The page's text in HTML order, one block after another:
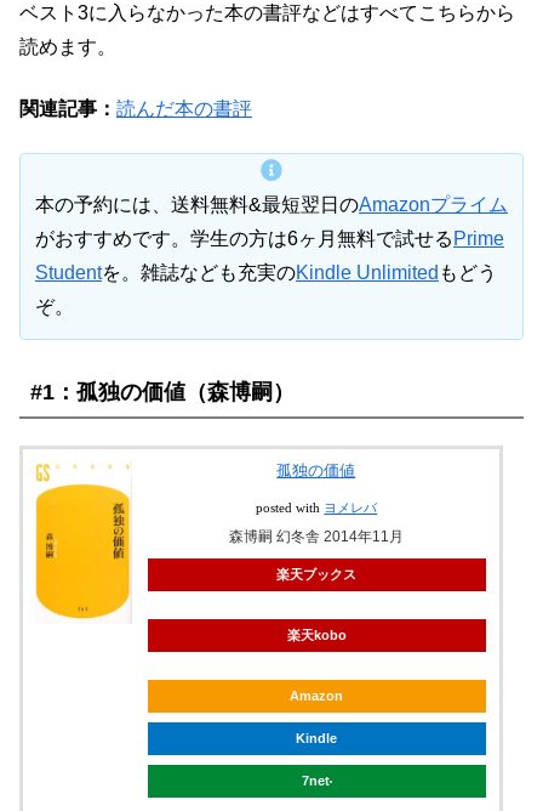
ベスト3に入らなかった本の書評などはすべてこちらから
読めます。
関連記事： 読んだ本の書評
本の予約には、送料無料&最短翌日のAmazonプライム
がおすすめです。学生の方は6ヶ月無料で試せる Prime
Studentを。雑誌なども充実のKindle Unlimited もどう
ぞ。
#1：孤独の価値（森博嗣）
孤独の価値
posted with ヨメレバ
森博嗣 幻冬舎 2014年11月
楽天ブックス
楽天kobo
Amazon
Kindle
7net